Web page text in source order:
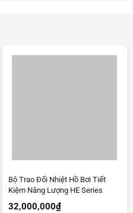
Bộ Trao Đổi Nhiệt Hồ Bơi Tiết
Kiệm Năng Lượng HE Series
32,000,000₫